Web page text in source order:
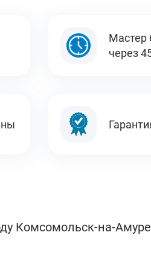
Мастер
через
Комсомольск-на-